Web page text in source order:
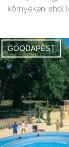
környékén, ahol
GOODAPEST